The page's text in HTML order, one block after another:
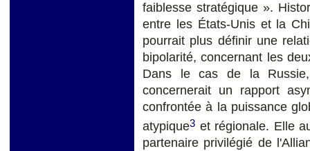
faiblesse stratégique ».
entre les États-Unis et la
pourrait plus définir une
bipolarité, concernant les
Dans le cas de la
concernerait un rapport
confrontée à la puissance
atypique3 et régionale. Elle
partenaire privilégié de